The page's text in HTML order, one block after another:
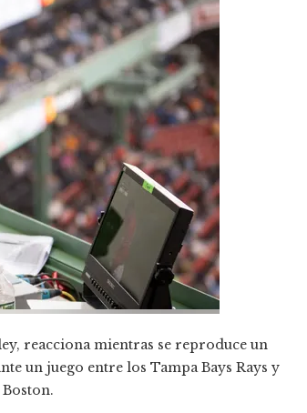
reacciona mientras se reproduce un
un juego entre los Tampa Bays Rays y